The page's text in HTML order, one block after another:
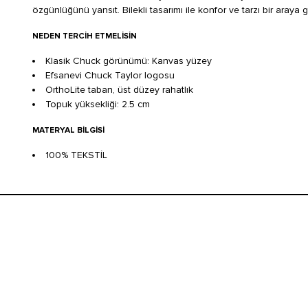
özgünlüğünü yansıt. Bilekli tasarımı ile konfor ve tarzı bir
NEDEN TERCIH ETMELISIN
Klasik Chuck görünümü: Kanvas yüzey
Efsanevi Chuck Taylor logosu
OrthoLite taban, üst düzey rahatlık
Topuk yüksekliği: 2.5 cm
MATERYAL BILGISI
100% TEKSTİL